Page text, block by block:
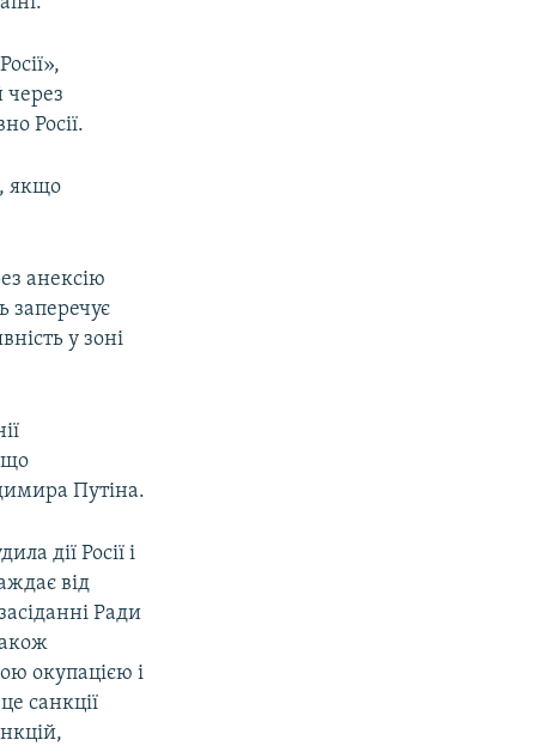
через
Росії.
якщо
анексію
заперечує
у зоні
що
Путіна.
дії Росії і
від
Ради
окупацією і
санкції